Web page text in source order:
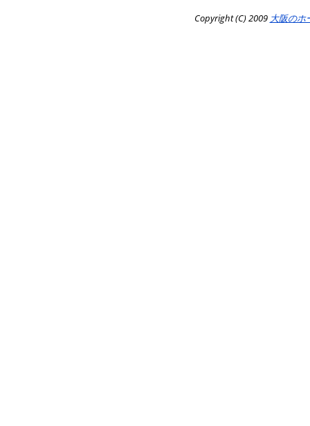
Copyright (C) 2009 大阪のホ